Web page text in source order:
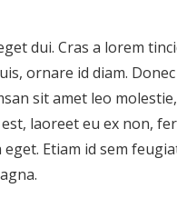
dui. Cras a lorem
ornare id diam.
sit amet leo
laoreet eu ex non,
Etiam id sem